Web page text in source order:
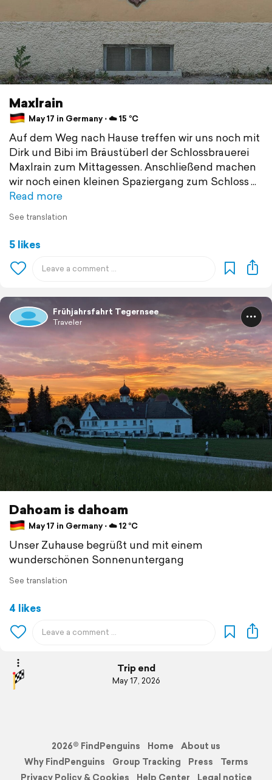
Maxlrain
May 17 in Germany ⋅ ☁️ 15 °C
Auf dem Weg nach Hause treffen wir uns noch mit
Dirk und Bibi im Bräustüberl der Schlossbrauerei
Maxlrain zum Mittagessen. Anschließend machen
wir noch einen kleinen Spaziergang zum Schloss
Read more
See translation
5 likes
Frühjahrsfahrt Tegernsee
Traveler
Dahoam is dahoam
May 17 in Germany ⋅ ☁️ 12 °C
Unser Zuhause begrüßt und mit einem
wunderschönen Sonnenuntergang
See translation
4 likes
Trip end
May 17, 2026
2026© FindPenguins Home
About us
Why FindPenguins
Group Tracking Press
Terms